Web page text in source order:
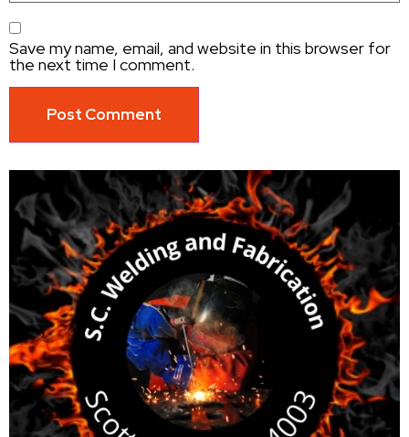
Save my name, email, and website in this browser for
the next time I comment.